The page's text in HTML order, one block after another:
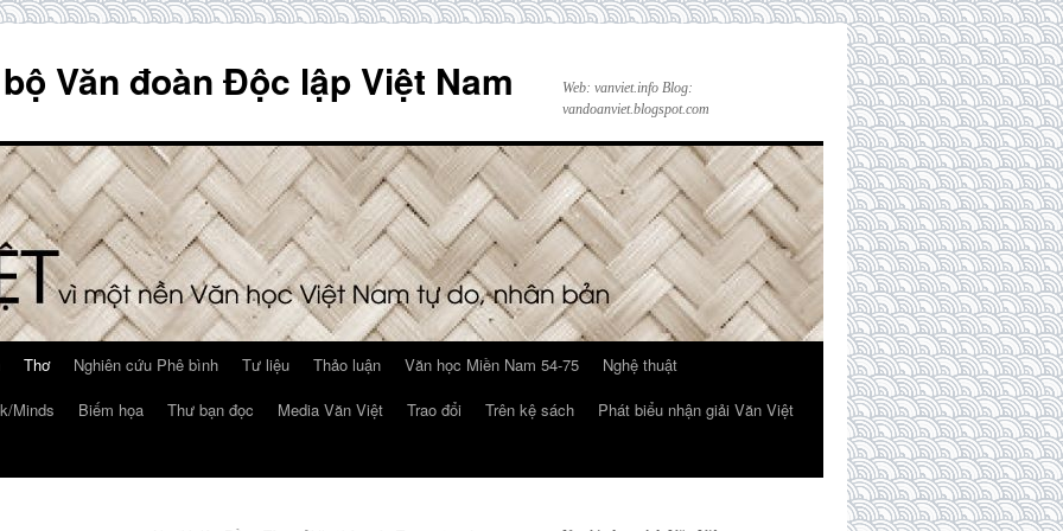
Văn đoàn Độc lập Việt Nam
Web: vanviet.info Blog:
vandoanviet.blogspot.com
Thơ Nghiên cứu Phê bình Tư liệu Thảo luận Văn học Miền Nam 54-75
Nghệ thuật
Minds Biếm họa Thư bạn đọc Media Văn Việt Trao đổi Trên kệ sách
Phát biểu nhận giải Văn Việt